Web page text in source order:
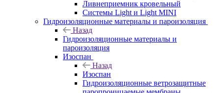
Ливнеприемник кровельный
Системы Light и Light MINI
Гидроизоляционные материалы и пароизоляция
Назад
Гидроизоляционные материалы и
пароизоляция
Изоспан
Назад
Изоспан
Гидроизоляционные ветрозащитные